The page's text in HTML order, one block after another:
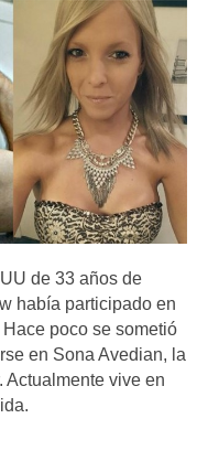
de 33 años de
había participado en
poco se sometió
en Sona Avedian, la
Actualmente vive en